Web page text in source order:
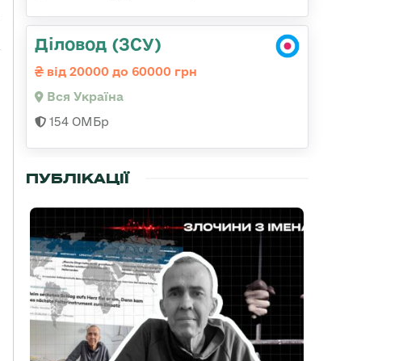
Діловод (ЗСУ)
від 20000 до 60000 грн
Вся Україна
154 ОМБр
ПУБЛІКАЦІЇ